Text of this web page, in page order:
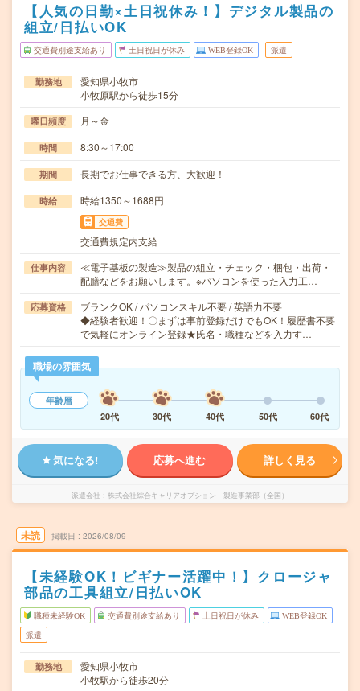
【人気の日勤×土日祝休み！】デジタル製品の
組立/日払いOK
交通費別途支給あり 土日祝日が休み WEB登録OK 派遣
勤務地
愛知県小牧市
小牧原駅から徒歩15分
曜日頻度 月～金
時間 8:30～17:00
期間 長期でお仕事できる方、大歓迎！
時給 時給1350～1688円
交通費
交通費規定内支給
仕事内容
≪電子基板の製造≫製品の組立・チェック・梱包・出荷・
配膳などをお願いします。※パソコンを使った入力工…
応募資格
ブランクOK / パソコンスキル不要 / 英語力不要
◆経験者歓迎！〇まずは事前登録だけでもOK！履歴書不要
で気軽にオンライン登録★氏名・職種などを入力す…
職場の雰囲気
年齢層
20代
30代 40代 50代 60代
気になる! 応募へ進む 詳しく見る
派遣会社 株式会社綜合キャリアオプション 製造事業部（全国）
未読 掲載日 2026/08/09
【未経験OK！ビギナー活躍中！】クロージャ
部品の工具組立/日払いOK
職種未経験OK 交通費別途支給あり 土日祝日が休み WEB登録OK
派遣
勤務地
愛知県小牧市
小牧駅から徒歩20分